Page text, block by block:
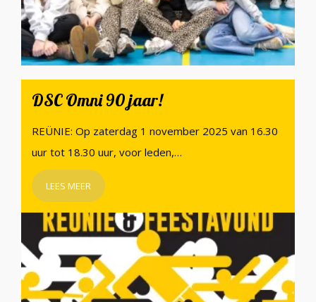
DSC Omni 90 jaar!
REÜNIE: Op zaterdag 1 november 2025 van 16.30
uur tot 18.30 uur, voor leden,…
LEES MEER